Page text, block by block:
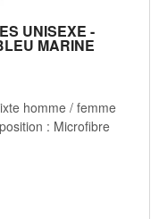
UNISEXE -
MARINE
homme / femme
: Microfibre